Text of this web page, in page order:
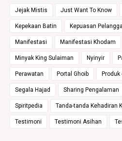
Jejak Mistis Just Want To Know
Kepekaan Batin Kepuasan
Manifestasi Manifestasi Khodam
Minyak King Sulaiman Nyinyir
Perawatan Portal Ghoib
Segala Hajad Sharing Pengalaman
Spiritpedia Tanda-tanda Kehadiran
Testimoni Testimoni Asihan